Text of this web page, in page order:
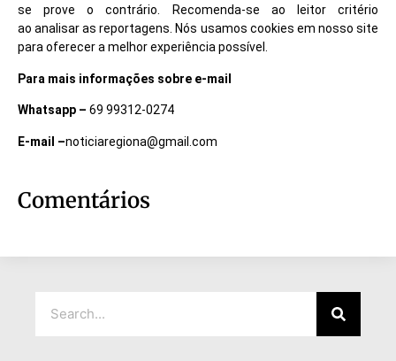
se prove o contrário. Recomenda-se ao leitor critério
ao analisar as reportagens. Nós usamos cookies em nosso site
para oferecer a melhor experiência possível.
Para mais informações sobre e-mail
Whatsapp – 69 99312-0274
E-mail –noticiaregiona@gmail.com
Comentários